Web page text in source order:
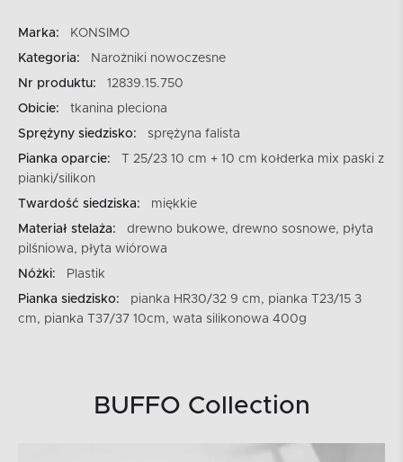
Marka:
KONSIMO
Kategoria:
Narożniki nowoczesne
Nr produktu:
12839.15.750
Obicie:
tkanina pleciona
Sprężyny siedzisko:
sprężyna falista
Pianka oparcie:
T 25/23 10 cm + 10 cm kołderka mix paski z
pianki/silikon
Twardość siedziska:
miękkie
Materiał stelaża:
drewno bukowe, drewno sosnowe, płyta
pilśniowa, płyta wiórowa
Nóżki:
Plastik
Pianka siedzisko:
pianka HR30/32 9 cm, pianka T23/15 3
cm, pianka T37/37 10cm, wata silikonowa 400g
BUFFO Collection